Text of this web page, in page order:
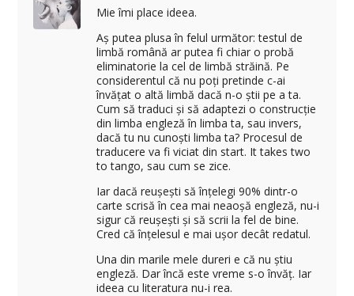
Mie îmi place ideea.
Aș putea plusa în felul următor: testul de
limbă română ar putea fi chiar o probă
eliminatorie la cel de limbă străină. Pe
considerentul că nu poți pretinde c-ai
învățat o altă limbă dacă n-o știi pe a ta.
Cum să traduci și să adaptezi o construcție
din limba engleză în limba ta, sau invers,
dacă tu nu cunoști limba ta? Procesul de
traducere va fi viciat din start. It takes two
to tango, sau cum se zice.
Iar dacă reușești să înțelegi 90% dintr-o
carte scrisă în cea mai neaoșă engleză, nu-i
sigur că reușești și să scrii la fel de bine.
Cred că înțelesul e mai ușor decât redatul.
Una din marile mele dureri e că nu știu
engleză. Dar încă este vreme s-o învăț. Iar
ideea cu literatura nu-i rea.